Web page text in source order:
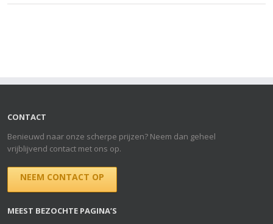
CONTACT
Benieuwd naar onze scherpe prijzen? Neem dan geheel
vrijblijvend contact met ons op.
NEEM CONTACT OP
MEEST BEZOCHTE PAGINA’S